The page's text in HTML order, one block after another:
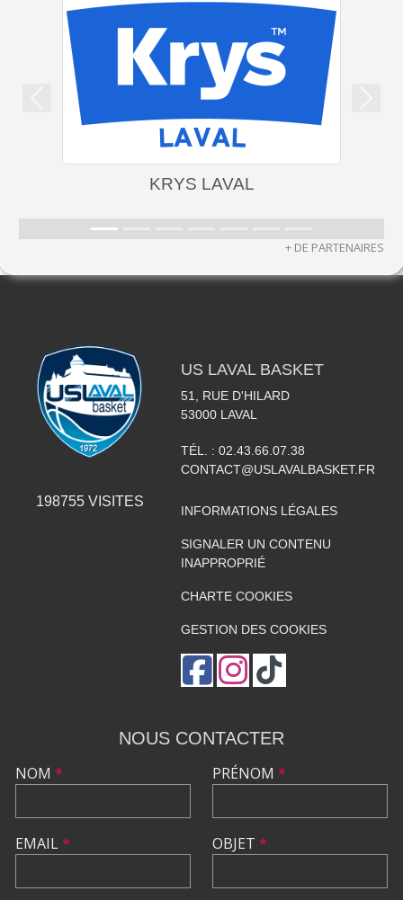
KRYS LAVAL
Précedent
+ DE PARTENAIRES
198755 VISITES
US LAVAL BASKET
51, RUE D'HILARD
53000 LAVAL
TÉL. : 02.43.66.07.38
CONTACT@USLAVALBASKET.FR
INFORMATIONS LÉGALES
SIGNALER UN CONTENU
INAPPROPRIÉ
CHARTE COOKIES
GESTION DES COOKIES
NOUS CONTACTER
NOM *
EMAIL*
PRÉNOM *
OBJET *